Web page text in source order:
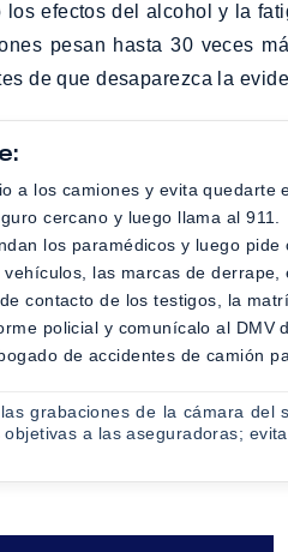
los efectos del alcohol y la
pesan hasta 30 veces
de que desaparezca la
a los camiones y evita quedarte
cercano y luego llama al 911.
los paramédicos y luego
vehículos, las marcas de
de contacto de los testigos, la
policial y comunícalo al
de accidentes de camión
grabaciones de la cámara del
a las aseguradoras;